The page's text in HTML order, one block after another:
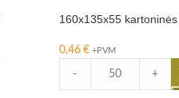
160x135x55
0,46 € +PVM
- +